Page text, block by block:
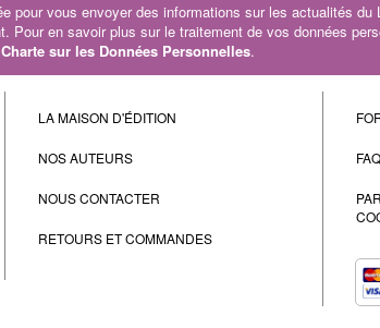
pour vous envoyer des informations sur les actualités du
Pour en savoir plus sur le traitement de vos données
Charte sur les Données Personnelles.
LA MAISON D'ÉDITION
NOS AUTEURS
NOUS CONTACTER
RETOURS ET COMMANDES
FAQ